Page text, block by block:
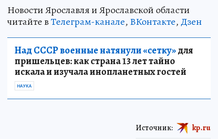
‎Новости Ярославля и Ярославской области
читайте вТелеграм-канале, ВКонтакте, Дзен
Над СССР военные натянули «сетку»для
пришельцев: как страна 13 лет тайно
искала и изучала инопланетных гостей
НАУКА
Источник: kp.ru